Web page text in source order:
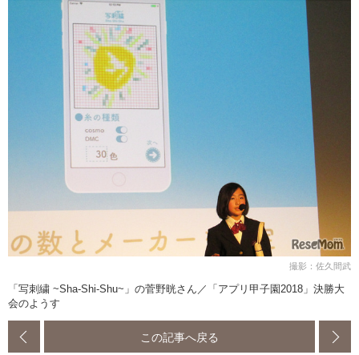
撮影：佐久間武
「写刺繍 ~Sha-Shi-Shu~」の菅野晄さん／「アプリ甲子園2018」決勝大
会のようす
この記事へ戻る